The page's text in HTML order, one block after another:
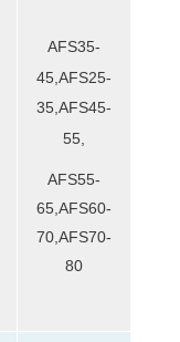
AFS35-
45,AFS25-
35,AFS45-
55,
AFS55-
65,AFS60-
70,AFS70-
80